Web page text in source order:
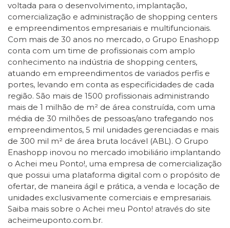
voltada para o desenvolvimento, implantação,
comercialização e administração de shopping centers
e empreendimentos empresariais e multifuncionais.
Com mais de 30 anos no mercado, o Grupo Enashopp
conta com um time de profissionais com amplo
conhecimento na indústria de shopping centers,
atuando em empreendimentos de variados perfis e
portes, levando em conta as especificidades de cada
região. São mais de 1500 profissionais administrando
mais de 1 milhão de m² de área construída, com uma
média de 30 milhões de pessoas/ano trafegando nos
empreendimentos, 5 mil unidades gerenciadas e mais
de 300 mil m² de área bruta locável (ABL). O Grupo
Enashopp inovou no mercado imobiliário implantando
o Achei meu Ponto!, uma empresa de comercialização
que possui uma plataforma digital com o propósito de
ofertar, de maneira ágil e prática, a venda e locação de
unidades exclusivamente comerciais e empresariais.
Saiba mais sobre o Achei meu Ponto! através do site
acheimeuponto.com.br.